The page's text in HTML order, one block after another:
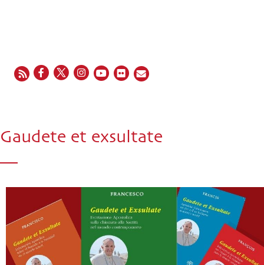
Gaudete et exsultate